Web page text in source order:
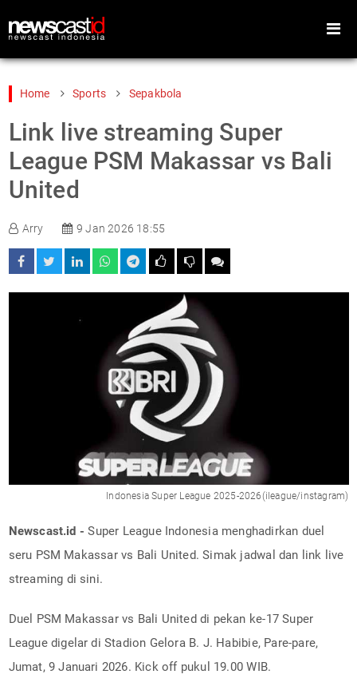
Home
Peristiwa
Gaya Hidup
Video
Foto
Home Sports Sepakbola
Link live streaming Super
League PSM Makassar vs Bali
United
Arry 9 Jan 2026 18:55
Indonesia Super League 2025-2026(ileague/instagram)
Newscast.id - Super League Indonesia menghadirkan duel
seru PSM Makassar vs Bali United. Simak jadwal dan link live
streaming di sini.
Duel PSM Makassar vs Bali United di pekan ke-17 Super
League digelar di Stadion Gelora B. J. Habibie, Pare-pare,
Jumat, 9 Januari 2026. Kick off pukul 19.00 WIB.